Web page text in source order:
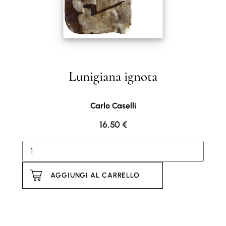
Lunigiana ignota
Carlo Caselli
16,50€
AGGIUNGI AL CARRELLO